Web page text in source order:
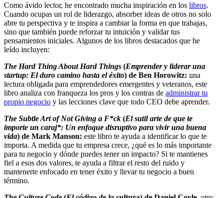
Como ávido lector, he encontrado mucha inspiración en los libros.
Cuando ocupas un rol de liderazgo, absorber ideas de otros no solo
abre tu perspectiva y te inspira a cambiar la forma en que trabajas,
sino que también puede reforzar tu intuición y validar tus
pensamientos iniciales. Algunos de los libros destacados que he
leído incluyen:
The Hard Thing About Hard Things (Emprender y liderar una
startup: El duro camino hasta el éxito) de Ben Horowitz: una
lectura obligada para emprendedores emergentes y veteranos, este
libro analiza con franqueza los pros y los contras de administrar tu
propio negocio y las lecciones clave que todo CEO debe aprender.
The Subtle Art of Not Giving a F*ck (El sutil arte de que te
importe un caraj*: Un enfoque disruptivo para vivir una buena
vida) de Mark Manson: este libro te ayuda a identificar lo que te
importa. A medida que tu empresa crece, ¿qué es lo más importante
para tu negocio y dónde puedes tener un impacto? Si te mantienes
fiel a esos dos valores, te ayuda a filtrar el resto del ruido y
mantenerte enfocado en tener éxito y llevar tu negocio a buen
término.